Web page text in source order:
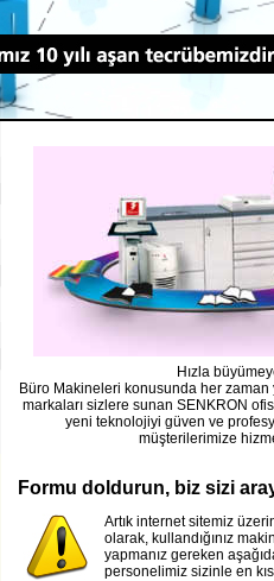
Hızla
Büro Makineleri konusunda her
markaları sizlere sunan SENKRON
yeni teknolojiyi güven ve
müşterilerimize
Formu doldurun, biz sizi
Artık internet sitemiz
olarak, kullandığınız
yapmanız gereken
personelimiz sizinle en